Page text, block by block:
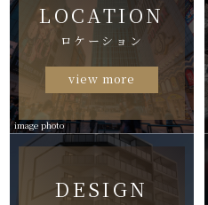
LOCATION
ロケーション
view more
image photo
DESIGN